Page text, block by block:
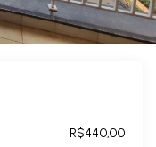
R$440,00